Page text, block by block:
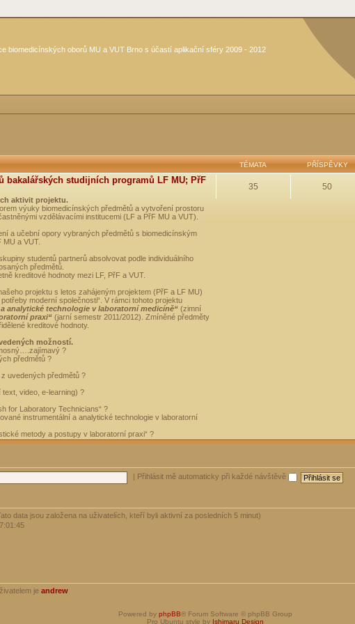
biomedicínských oborů MU a VUT Brno s účastí aplikační sféry 2009 - 2012
TÉMATA PŘÍSPĚVKY
studijních programů LF MU; PřF
aktivit projektu.
výuky biomedicínských předmětů a vytvoření prostoru
vzdělávacími institucemi (LF a PřF MU a VUT).
a učební opory vybraných předmětů s biomedicínským
a VUT.
studentů partnerů absolvovat podle individuálního
předmětů.
kreditové hodnoty mezi LF, PřF a VUT.
projektu s letos zahájeným projektem (PřF a LF MU)
moderní společnosti“. V rámci tohoto projektu
analytické technologie v laboratorní medicíně“ (zimní
praxi“ (jarní semestr 2011/2012). Zmíněné předměty
kreditové hodnoty.
možností.
?
předmětů ?
uvedených předmětů ?
video, e-learning) ?
for Laboratory Technicians“ ?
instrumentální a analytické technologie v laboratorní
metody a postupy v laboratorní praxi“ ?
35 50
Přihlásit mě automaticky při každé návštěvě
data jsou založena na uživatelích, kteří byli aktivní za posledních 5 minut)
je andrew
Powered by phpBB® Forum Software © phpBB Group
Pro Ubuntu style by Ishimaru Design